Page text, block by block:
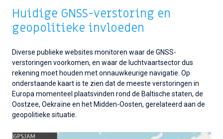
Huidige GNSS-verstoring en
geopolitieke invloeden
Diverse publieke websites monitoren waar de GNSS-
verstoringen voorkomen, en waar de luchtvaartsector dus
rekening moet houden met onnauwkeurige navigatie. Op
onderstaande kaart is te zien dat de meeste verstoringen in
Europa momenteel plaatsvinden rond de Baltische staten, de
Oostzee, Oekraïne en het Midden-Oosten, gerelateerd aan de
geopolitieke situatie.